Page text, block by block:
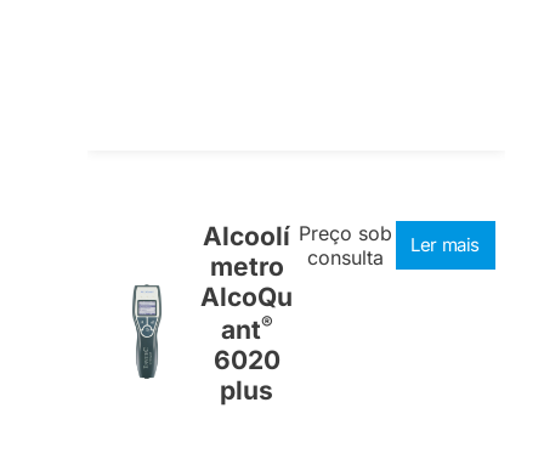
Alcoolí
metro
AlcoQu
ant®
6020
plus
Preço sob
consulta
Ler mais